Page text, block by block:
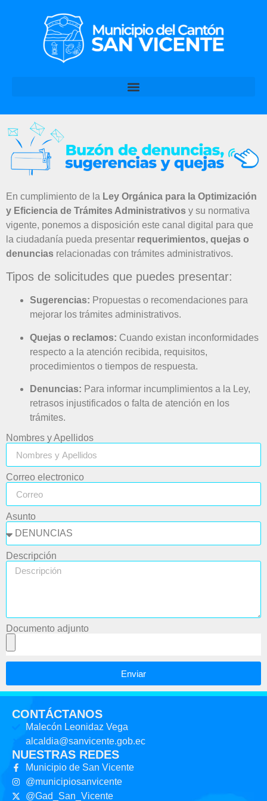
En cumplimiento de la Ley Orgánica para la Optimización
y Eficiencia de Trámites Administrativos y su normativa
vigente, ponemos a disposición este canal digital para que
la ciudadanía pueda presentar requerimientos, quejas o
denuncias relacionadas con trámites administrativos.
Tipos de solicitudes que puedes presentar:
Sugerencias: Propuestas o recomendaciones para
mejorar los trámites administrativos.
Quejas o reclamos: Cuando existan inconformidades
respecto a la atención recibida, requisitos,
procedimientos o tiempos de respuesta.
Denuncias: Para informar incumplimientos a la Ley,
retrasos injustificados o falta de atención en los
trámites.
Nombres y Apellidos
Correo electronico
Asunto
Descripción
Documento adjunto
Enviar
CONTÁCTANOS
Malecón Leonidaz Vega
alcaldia@sanvicente.gob.ec
NUESTRAS REDES
Municipio de San Vicente
@municipiosanvicente
@Gad_San_Vicente